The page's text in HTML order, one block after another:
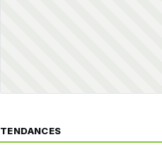
TENDANCES